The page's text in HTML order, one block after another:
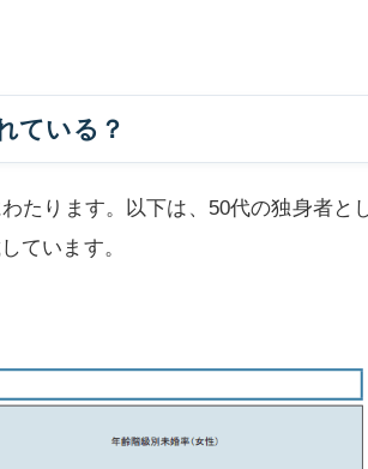
ている？
たります。以下は、50代の独身者と
ています。